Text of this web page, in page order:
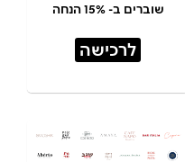
שוברים ב- 15% הנחה
לרכישה